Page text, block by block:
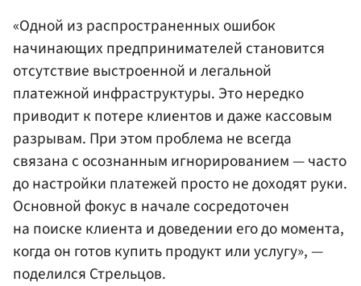
«Одной из распространенных ошибок
начинающих предпринимателей становится
отсутствие выстроенной и легальной
платежной инфраструктуры. Это нередко
приводит к потере клиентов и даже кассовым
разрывам. При этом проблема не всегда
связана с осознанным игнорированием — часто
до настройки платежей просто не доходят руки.
Основной фокус в начале сосредоточен
на поиске клиента и доведении его до момента,
когда он готов купить продукт или услугу», —
поделился Стрельцов.